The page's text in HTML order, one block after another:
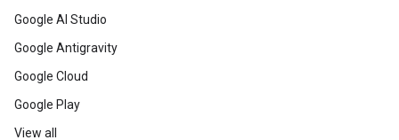
Google AI Studio
Google Antigravity
Google Cloud
Google Play
View all